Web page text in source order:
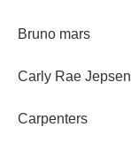
Bruno mars
Carly Rae Jepsen
Carpenters